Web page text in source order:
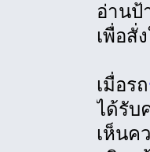
อ่านป้
เพื่อสั่
เมื่อรถ
ได้รับ
เห็นค